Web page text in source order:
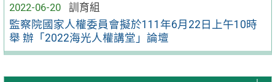
2022-06-20
訓育組
監察院國家人權委員會擬於111年6月22日上午10時
舉 辦「2022海光人權講堂」論壇